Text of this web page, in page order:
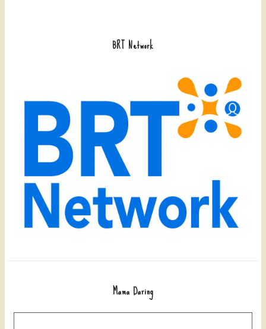
BRT Network
Mama Daring